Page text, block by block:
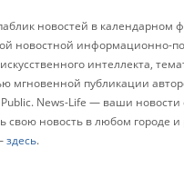
новостей в календарном
новостной информационно-
интеллекта,
мгновенной публикации
News-Life — ваши новости
свою новость в любом городе
здесь.